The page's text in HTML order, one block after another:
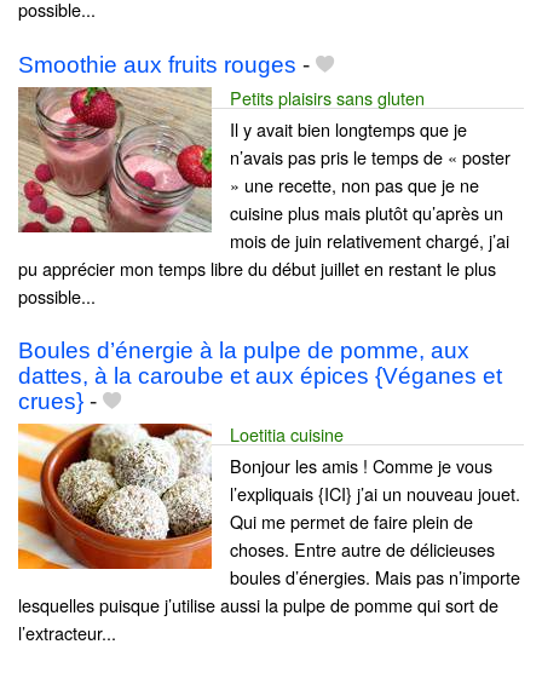
possible...
Smoothie aux fruits rouges -
Petits plaisirs sans gluten
Il y avait bien longtemps que je
n’avais pas pris le temps de « poster
» une recette, non pas que je ne
cuisine plus mais plutôt qu’après un
mois de juin relativement chargé, j’ai
pu apprécier mon temps libre du début juillet en restant le plus
possible...
Boules d’énergie à la pulpe de pomme, aux
dattes, à la caroube et aux épices {Véganes et
crues} -
Loetitia cuisine
Bonjour les amis ! Comme je vous
l’expliquais {ICI} j’ai un nouveau jouet.
Qui me permet de faire plein de
choses. Entre autre de délicieuses
boules d’énergies. Mais pas n’importe
lesquelles puisque j’utilise aussi la pulpe de pomme qui sort de
l’extracteur...